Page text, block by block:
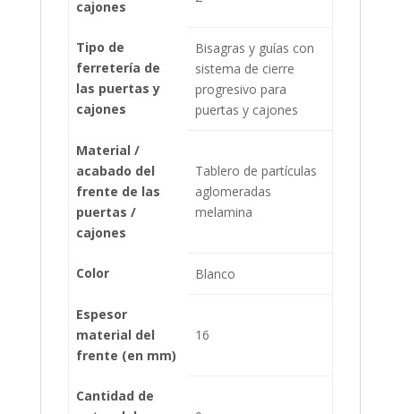
cajones
Tipo de
ferretería de
las puertas y
cajones
Bisagras y guías con
sistema de cierre
progresivo para
puertas y cajones
Material /
acabado del
frente de las
puertas /
cajones
Tablero de partículas
aglomeradas
melamina
Color Blanco
Espesor
material del
frente (en mm)
16
Cantidad de